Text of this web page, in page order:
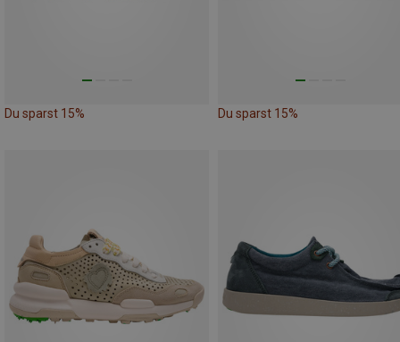
Du sparst 15% Du sparst 15%